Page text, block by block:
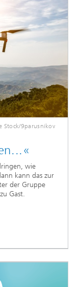
Stock/9parusnikov
wie
kann das zur
der Gruppe
Gast.